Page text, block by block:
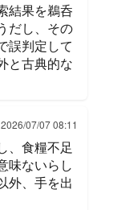
結果を鵜呑
だし、その
誤判定して
と古典的な
2026/07/07 08:11
、食糧不足
味ないらし
外、手を出